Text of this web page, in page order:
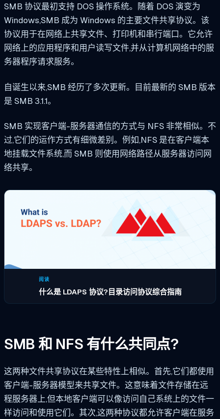
SMB 协议最初支持 DOS 操作系统。随着 DOS 演变为
Windows,SMB 成为 Windows 的主要文件共享协议。该
协议用于在网络上共享文件、打印机和串行端口。它允许
网络上的应用程序和用户读写文件,并从计算机网络中的服
务器程序请求服务。
自诞生以来,SMB 经历了多次更新。目前最新的 SMB 版本
是 SMB 3.1.1。
SMB 实现客户端-服务器通信的方式与 NFS 非常相似。不
过,它们的运作方式有细微差别。例如,NFS 是在客户端本
地挂载文件系统,而 SMB 则使用网络路径从服务器访问网
络共享。
阅读
什么是 LDAPS 协议?目录访问协议综合指南
SMB 和 NFS 有什么共同点?
这两种文件共享协议在某些特性上相似。首先,它们都使用
客户端-服务器模型来共享文件。这意味着文件存储在远
程服务器上,但本地客户端可以像访问自己系统上的文件一
样访问和使用它们。其次,这两种协议都允许客户端在服务